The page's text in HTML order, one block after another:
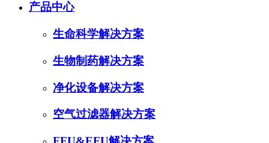
产品中心
生命科学解决方案
生物制药解决方案
净化设备解决方案
空气过滤器解决方案